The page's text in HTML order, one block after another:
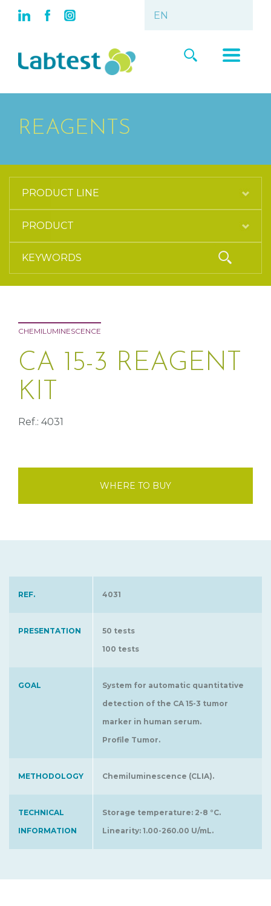
REAGENTS
CHEMILUMINESCENCE
CA 15-3 REAGENT
KIT
Ref.: 4031
WHERE TO BUY
REF. 4031
PRESENTATION
50 tests
100 tests
GOAL
System for automatic quantitative
detection of the CA 15-3 tumor
marker in human serum.
Profile Tumor.
METHODOLOGY Chemiluminescence (CLIA).
TECHNICAL
INFORMATION
Storage temperature: 2-8 °C.
Linearity: 1.00-260.00 U/mL.